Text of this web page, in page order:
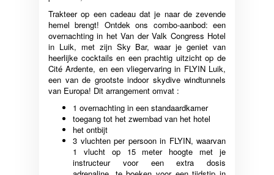
Trakteer op een cadeau dat je naar de zevende
hemel brengt! Ontdek ons combo-aanbod: een
overnachting in het Van der Valk Congress Hotel
in Luik, met zijn Sky Bar, waar je geniet van
heerlijke cocktails en een prachtig uitzicht op de
Cité Ardente, en een vliegervaring in FLYIN Luik,
een van de grootste indoor skydive windtunnels
van Europa! Dit arrangement omvat :
1 overnachting in een standaardkamer
toegang tot het zwembad van het hotel
het ontbijt
3 vluchten per persoon in FLYIN, waarvan
1 vlucht op 15 meter hoogte met je
instructeur voor een extra dosis